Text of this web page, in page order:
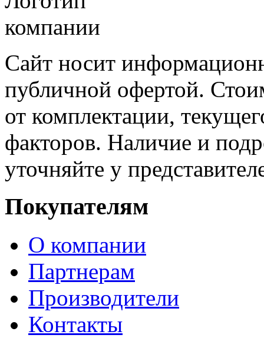
Сайт носит
публичной офертой.
от комплектации,
факторов. Наличие и
уточняйте у
Покупателям
О компании
Партнерам
Производители
Контакты